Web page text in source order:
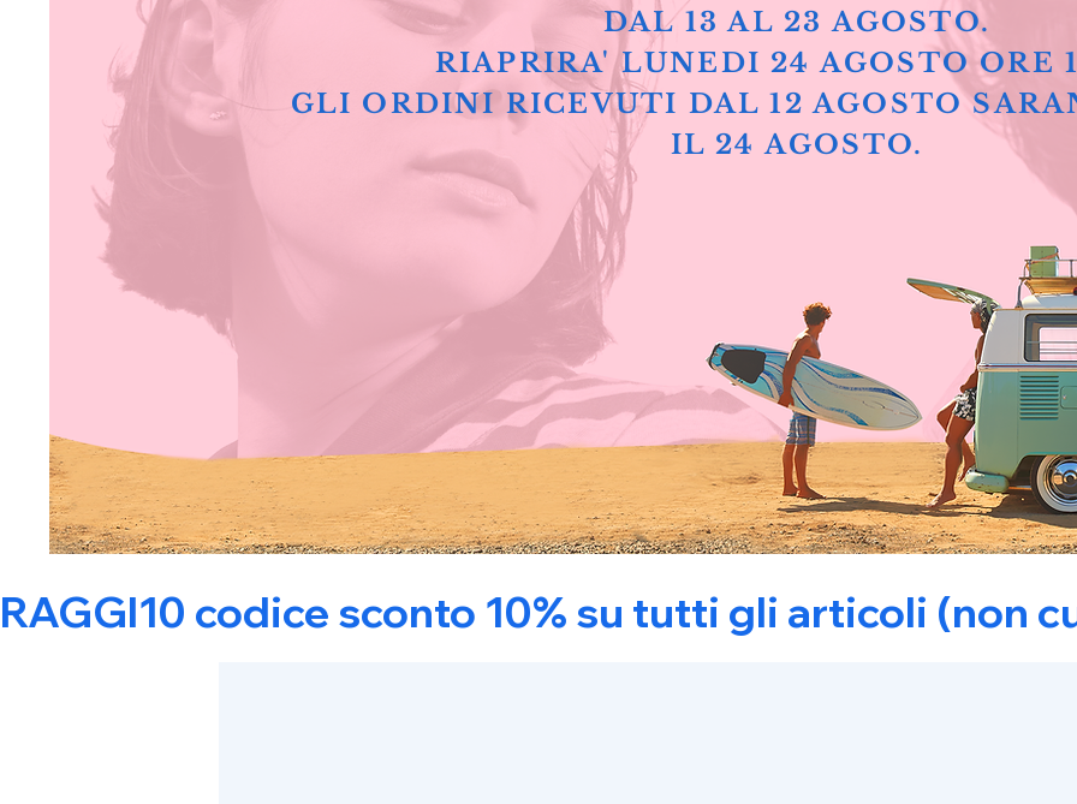
DAL 13 AL 23 AGOSTO.
RIAPRIRA' LUNEDI 24 AGOSTO ORE
GLI ORDINI RICEVUTI DAL 12 AGOSTO
IL 24 AGOSTO.
RAGGI10 codice sconto 10% su tutti gli articoli (non